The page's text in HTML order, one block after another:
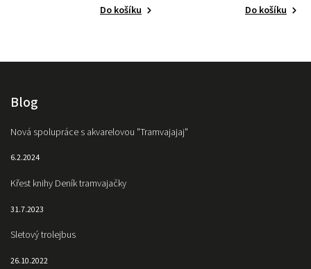
Do košíku
Do košíku
Blog
Nová spolupráce s akvarelovou "Tramvajajaj"
6.2.2024
Křest knihy Deník tramvajačky
31.7.2023
Sletový trolejbus
26.10.2022